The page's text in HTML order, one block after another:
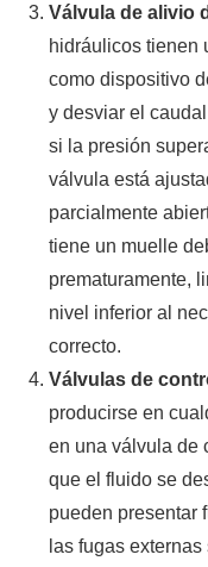
Válvula de alivio
hidráulicos tienen
como dispositivo
y desviar el
si la presión
válvula está
parcialmente
tiene un muelle
prematuramente,
nivel inferior al
correcto.
Válvulas de
producirse en
en una válvula de
que el fluido se
pueden presentar
las fugas